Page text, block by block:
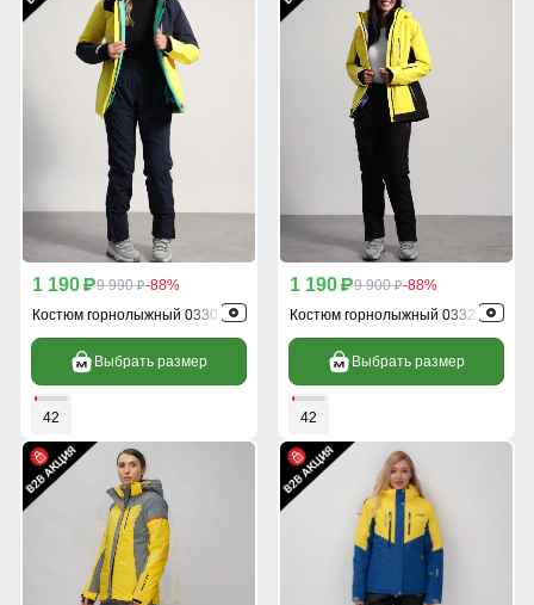
1 190 p9 990 p-88%
Костюм горнолыжный 03307J
Выбрать размер
42
1 190 p9 900 p-88%
Костюм горнолыжный 03327J
Выбрать размер
42